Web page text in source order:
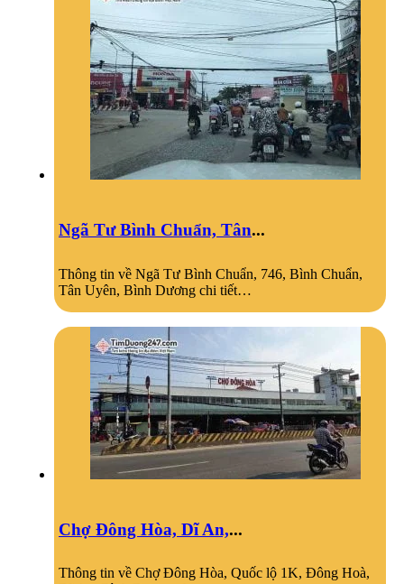
Ngã Tư Bình Chuẩn, Tân...
Thông tin về Ngã Tư Bình Chuẩn, 746, Bình Chuẩn,
Tân Uyên, Bình Dương chi tiết…
Chợ Đông Hòa, Dĩ An,...
Thông tin về Chợ Đông Hòa, Quốc lộ 1K, Đông Hoà,